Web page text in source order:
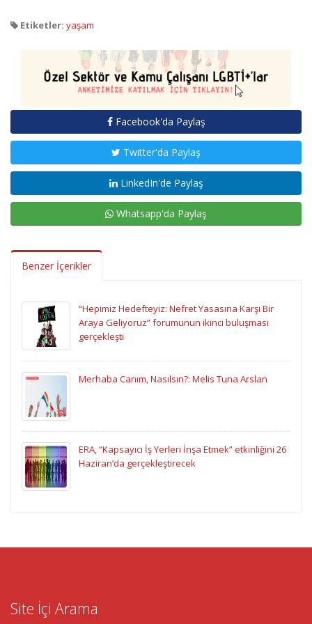
Etiketler: yaşam
Facebook'da Paylaş
Twitter'da Paylaş
LinkedIn'de Paylaş
Whatsapp'da Paylaş
Benzer İçerikler
“Hepimiz Hedefteyiz: Nefret Yasasına Karşı Bir
Araya Geliyoruz” forumunun ikinci buluşması
gerçekleşti
Merhaba Canım, Nasılsın?: Melis Tuna Arslan
ERA, “Kapsayıcı İş Yerleri İnşa Etmek” etkinliğini 26
Haziran’da gerçekleştirecek
Site İçi Arama